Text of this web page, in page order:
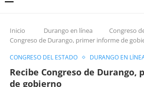
Inicio Durango en línea Congreso
Congreso de Durango, primer informe de
CONGRESO DEL ESTADO DURANGO EN
Recibe Congreso de
de gobierno